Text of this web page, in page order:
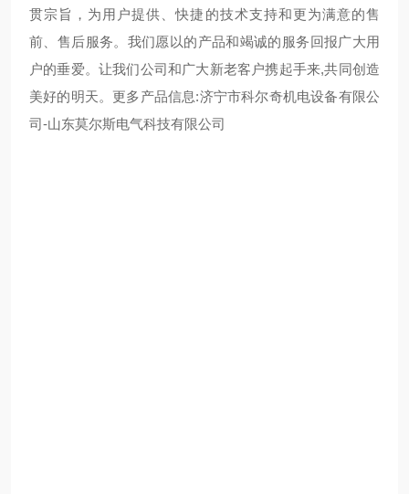
贯宗旨，为用户提供、快捷的技术支持和更为满意的售
前、售后服务。我们愿以的产品和竭诚的服务回报广大用
户的垂爱。让我们公司和广大新老客户携起手来,共同创造
美好的明天。更多产品信息:济宁市科尔奇机电设备有限公
司-山东莫尔斯电气科技有限公司